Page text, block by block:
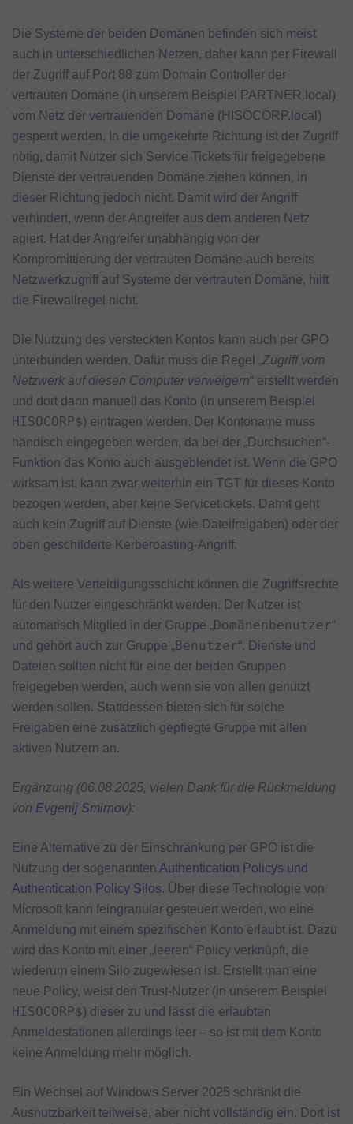
Die Systeme der beiden Domänen befinden sich meist
auch in unterschiedlichen Netzen, daher kann per Firewall
der Zugriff auf Port 88 zum Domain Controller der
vertrauten Domäne (in unserem Beispiel PARTNER.local)
vom Netz der vertrauenden Domäne (HISOCORP.local)
gesperrt werden. In die umgekehrte Richtung ist der Zugriff
nötig, damit Nutzer sich Service Tickets für freigegebene
Dienste der vertrauenden Domäne ziehen können, in
dieser Richtung jedoch nicht. Damit wird der Angriff
verhindert, wenn der Angreifer aus dem anderen Netz
agiert. Hat der Angreifer unabhängig von der
Kompromittierung der vertrauten Domäne auch bereits
Netzwerkzugriff auf Systeme der vertrauten Domäne, hilft
die Firewallregel nicht.
Die Nutzung des versteckten Kontos kann auch per GPO
unterbunden werden. Dafür muss die Regel „Zugriff vom
Netzwerk auf diesen Computer verweigern“ erstellt werden
und dort dann manuell das Konto (in unserem Beispiel
HISOCORP$) eintragen werden. Der Kontoname muss
händisch eingegeben werden, da bei der „Durchsuchen“-
Funktion das Konto auch ausgeblendet ist. Wenn die GPO
wirksam ist, kann zwar weiterhin ein TGT für dieses Konto
bezogen werden, aber keine Servicetickets. Damit geht
auch kein Zugriff auf Dienste (wie Dateifreigaben) oder der
oben geschilderte Kerberoasting-Angriff.
Als weitere Verteidigungsschicht können die Zugriffsrechte
für den Nutzer eingeschränkt werden. Der Nutzer ist
automatisch Mitglied in der Gruppe „Domänenbenutzer“
und gehört auch zur Gruppe „Benutzer“. Dienste und
Dateien sollten nicht für eine der beiden Gruppen
freigegeben werden, auch wenn sie von allen genutzt
werden sollen. Stattdessen bieten sich für solche
Freigaben eine zusätzlich gepflegte Gruppe mit allen
aktiven Nutzern an.
Ergänzung (06.08.2025, vielen Dank für die Rückmeldung
von Evgenij Smirnov):
Eine Alternative zu der Einschränkung per GPO ist die
Nutzung der sogenannten Authentication Policys und
Authentication Policy Silos. Über diese Technologie von
Microsoft kann feingranular gesteuert werden, wo eine
Anmeldung mit einem spezifischen Konto erlaubt ist. Dazu
wird das Konto mit einer „leeren“ Policy verknüpft, die
wiederum einem Silo zugewiesen ist. Erstellt man eine
neue Policy, weist den Trust-Nutzer (in unserem Beispiel
HISOCORP$) dieser zu und lässt die erlaubten
Anmeldestationen allerdings leer – so ist mit dem Konto
keine Anmeldung mehr möglich.
Ein Wechsel auf Windows Server 2025 schränkt die
Ausnutzbarkeit teilweise, aber nicht vollständig ein. Dort ist